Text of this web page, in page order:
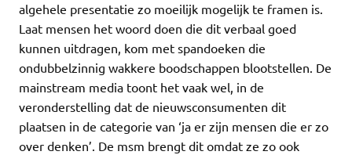
algehele presentatie zo moeilijk mogelijk te framen is.
Laat mensen het woord doen die dit verbaal goed
kunnen uitdragen, kom met spandoeken die
ondubbelzinnig wakkere boodschappen blootstellen. De
mainstream media toont het vaak wel, in de
veronderstelling dat de nieuwsconsumenten dit
plaatsen in de categorie van ‘ja er zijn mensen die er zo
over denken’. De msm brengt dit omdat ze zo ook